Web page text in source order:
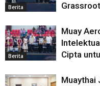
Berita
Berita
Muay
Cipta
Muaythai